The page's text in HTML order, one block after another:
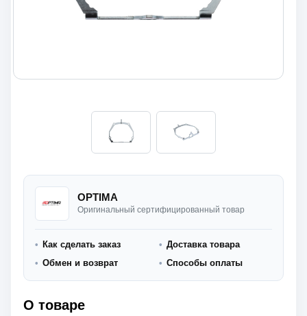
OPTIMA
Оригинальный сертифицированный товар
Как сделать заказ
Доставка товара
Обмен и возврат
Способы оплаты
О товаре